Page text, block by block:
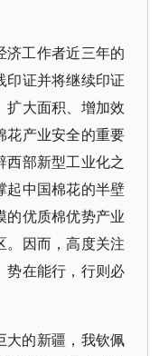
济工作者近三年的
印证并将继续印证
扩大面积、增加效
花产业安全的重要
部新型工业化之
起中国棉花的半壁
的优质棉优势产业
。因而，高度关注
势在能行，行则必
大的新疆，我钦佩